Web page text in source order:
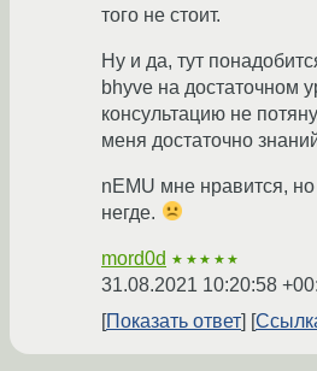
того не стоит.
Ну и да, тут
bhyve на достаточном
консультацию не
меня достаточно
nEMU мне нравится,
негде.
mord0d ★★★★★
31.08.2021 10:20:58
Показать ответ